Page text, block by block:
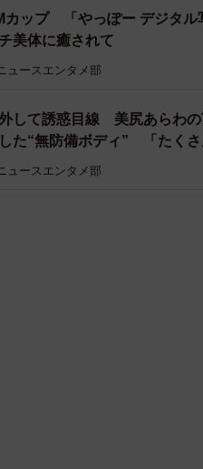
カップ 「やっぽー デジタ
美体に癒されて
ュースエンタメ部
して誘惑目線 美尻あらわ
た“無防備ボディ” 「たくさ
ュースエンタメ部